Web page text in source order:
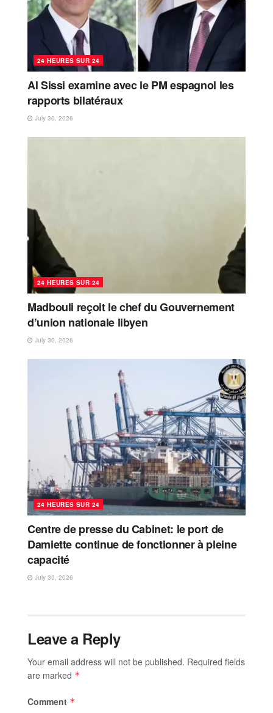
24 HEURES SUR 24
Al Sissi examine avec le PM espagnol les
rapports bilatéraux
July 30, 2026
24 HEURES SUR 24
Madbouli reçoit le chef du Gouvernement
d’union nationale libyen
July 30, 2026
24 HEURES SUR 24
Centre de presse du Cabinet: le port de
Damiette continue de fonctionner à pleine
capacité
July 30, 2026
Leave a Reply
Your email address will not be published. Required fields
are marked *
Comment *